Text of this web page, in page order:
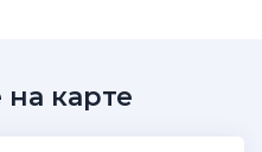
карте